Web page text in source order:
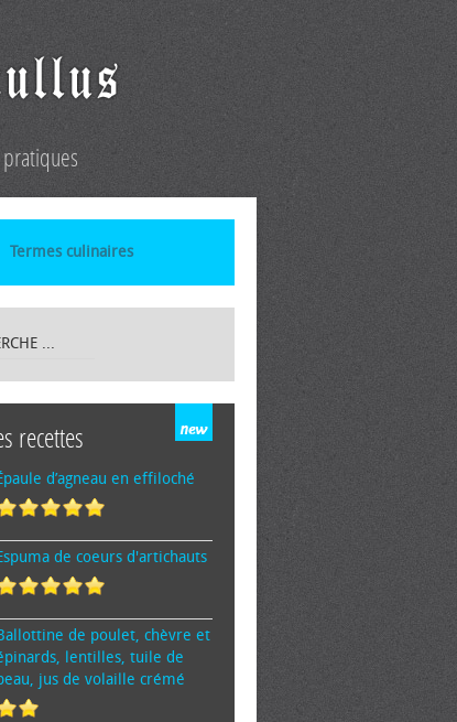
pratiques
Termes culinaires
recettes
d’agneau en effiloché
de cœurs d'artichauts
de poulet, chèvre et
lentilles, tuile de
jus de volaille crémé